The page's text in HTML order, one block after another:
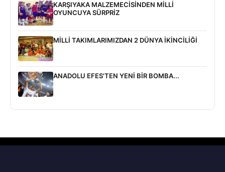
KARŞIYAKA MALZEMECİSİNDEN MİLLİ
OYUNCUYA SÜRPRİZ
MİLLİ TAKIMLARIMIZDAN 2 DÜNYA İKİNCİLİĞİ
ANADOLU EFES'TEN YENİ BİR BOMBA...